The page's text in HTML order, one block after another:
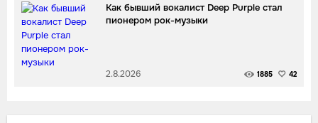
Как бывший вокалист Deep Purple стал
пионером рок-музыки
2.8.2026 1885 42